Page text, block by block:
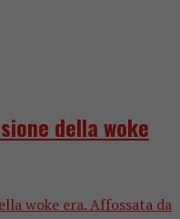
della woke
woke era. Affossata da